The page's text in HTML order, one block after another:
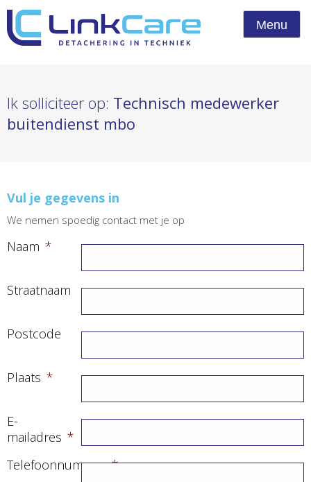
Menu
Ik solliciteer op: Technisch medewerker
buitendienst mbo
Vul je gegevens in
We nemen spoedig contact met je op
Naam *
Straatnaam
Postcode
Plaats *
E-
mailadres *
Telefoonnummer *